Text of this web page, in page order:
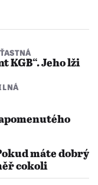
KGB“. Jeho lži
máte dobrý
cokoli